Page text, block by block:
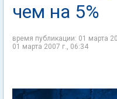
чем на 5%
время публикации: 01 марта
01 марта 2007 г., 06:34